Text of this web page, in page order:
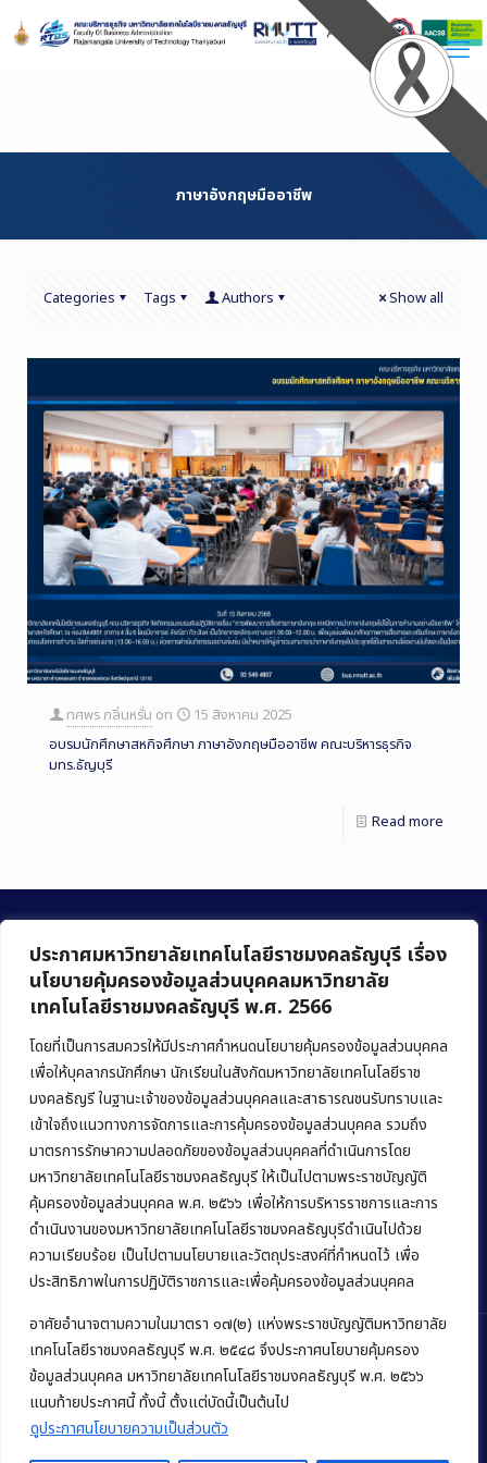
ประกาศมหาวิทยาลัยเทคโนโลยีราชมงคลธัญบุรี เรื่อง
นโยบายคุ้มครองข้อมูลส่วนบุคคลมหาวิทยาลัย
เทคโนโลยีราชมงคลธัญบุรี พ.ศ. 2566
โดยที่เป็นการสมควรให้มีประกาศกำหนดนโยบายคุ้มครองข้อมูลส่วนบุคคล
เพื่อให้บุคลากรนักศึกษา นักเรียนในสังกัดมหาวิทยาลัยเทคโนโลยีราช
มงคลธัญรี ในฐานะเจ้าของข้อมูลส่วนบุคคลและสาธารณชนรับทราบและ
เข้าใจถึงแนวทางการจัดการและการคุ้มครองข้อมูลส่วนบุคคล รวมถึง
มาตรการรักษาความปลอดภัยของข้อมูลส่วนบุคคลที่ดำเนินการโดย
มหาวิทยาลัยเทคโนโลยีราชมงคลธัญบุรี ให้เป็นไปตามพระราชบัญญัติ
คุ้มครองข้อมูลส่วนบุคคล พ.ศ. ๒๕๖๖ เพื่อให้การบริหารราชการและการ
ดำเนินงานของมหาวิทยาลัยเทคโนโลยีราชมงคลธัญบุรีดำเนินไปด้วย
ความเรียบร้อย เป็นไปตามนโยบายและวัตถุประสงค์ที่กำหนดไว้ เพื่อ
ประสิทธิภาพในการปฏิบัติราชการและเพื่อคุ้มครองข้อมูลส่วนบุคคล
อาศัยอำนาจตามความในมาตรา ๑๗(๒) แห่งพระราชบัญญัติมหาวิทยาลัย
เทคโนโลยีราชมงคลธัญบุรี พ.ศ. ๒๕๔๘ จึงประกาศนโยบายคุ้มครอง
ข้อมูลส่วนบุคคล มหาวิทยาลัยเทคโนโลยีราชมงคลธัญบุรี พ.ศ. ๒๕๖๖
แนบท้ายประกาศนี้ ทั้งนี้ ตั้งแต่บัดนี้เป็นต้นไป
ดูประกาศนโยบายความเป็นส่วนตัว
Content
ภาษาอังกฤษมืออาชีพ
Categories Tags Authors Show all
ทศพร กลิ่นหรั่น on
15 สิงหาคม 2025
อบรมนักศึกษาสหกิจศึกษา ภาษาอังกฤษมืออาชีพ คณะบริหารธุรกิจ
มทร.ธัญบุรี
Read more
คณะบริหารธุรกิจ
มหาวิทยาลัยเทคโนโลยีราชมงคลธัญบุรี
39 หมู่ 1 ถนนรังสิต-นครนายก ตำบลคลองหก
อำเภอคลองหลวง จังหวัดปทุมธานี 12120
Phone:+66 (0) 2549 3243,+66 (0) 2549 3241
E-mail:bus@rmutt.ac.th
Copyright © 2022 คณะบริหารธุรกิจ มหาวิทยาลัยเทคโนโลยีราชมงคล
ธัญบุรี